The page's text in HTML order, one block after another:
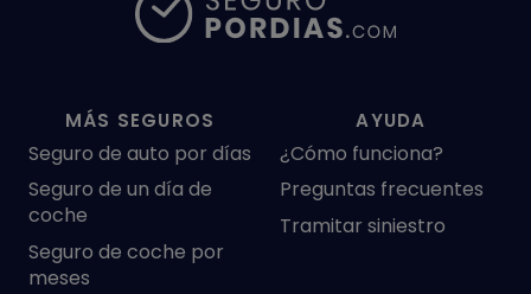
MÁS SEGUROS
Seguro de auto por días
Seguro de un día de
coche
Seguro de coche por
meses
AYUDA
¿Cómo funciona?
Preguntas frecuentes
Tramitar siniestro